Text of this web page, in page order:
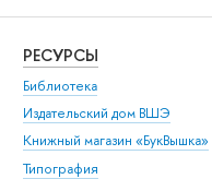
РЕСУРСЫ
Библиотека
Издательский дом ВШЭ
Книжный магазин «БукВышка»
Типография